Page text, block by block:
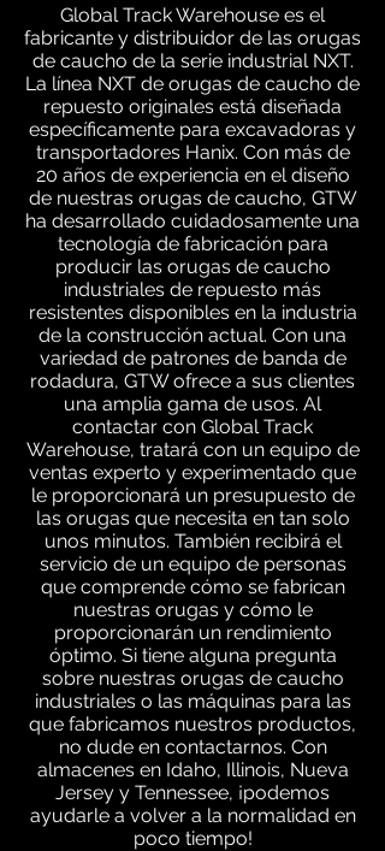
Global Track Warehouse es el
fabricante y distribuidor de las orugas
de caucho de la serie industrial NXT.
La línea NXT de orugas de caucho de
repuesto originales está diseñada
específicamente para excavadoras y
transportadores Hanix. Con más de
20 años de experiencia en el diseño
de nuestras orugas de caucho, GTW
ha desarrollado cuidadosamente una
tecnología de fabricación para
producir las orugas de caucho
industriales de repuesto más
resistentes disponibles en la industria
de la construcción actual. Con una
variedad de patrones de banda de
rodadura, GTW ofrece a sus clientes
una amplia gama de usos. Al
contactar con Global Track
Warehouse, tratará con un equipo de
ventas experto y experimentado que
le proporcionará un presupuesto de
las orugas que necesita en tan solo
unos minutos. También recibirá el
servicio de un equipo de personas
que comprende cómo se fabrican
nuestras orugas y cómo le
proporcionarán un rendimiento
óptimo. Si tiene alguna pregunta
sobre nuestras orugas de caucho
industriales o las máquinas para las
que fabricamos nuestros productos,
no dude en contactarnos. Con
almacenes en Idaho, Illinois, Nueva
Jersey y Tennessee, ¡podemos
ayudarle a volver a la normalidad en
poco tiempo!